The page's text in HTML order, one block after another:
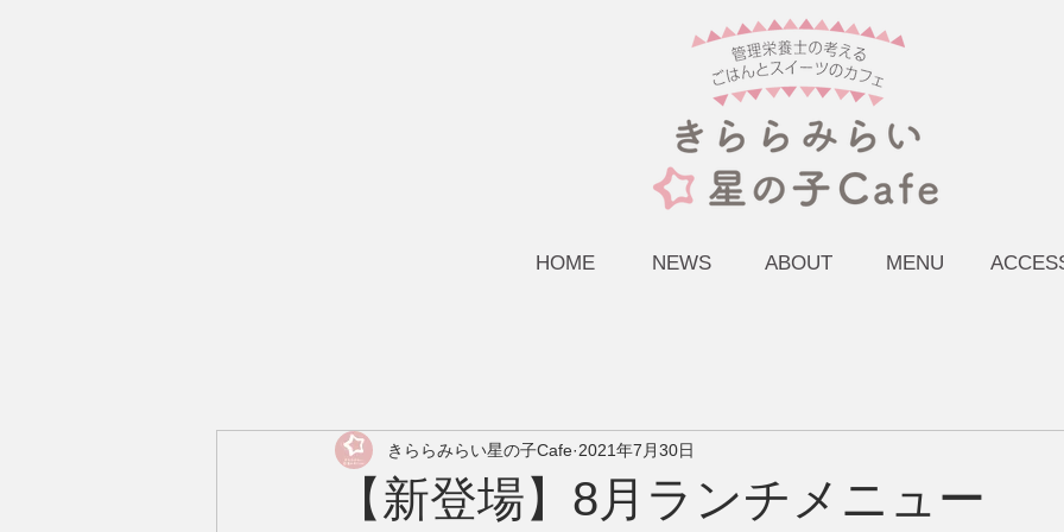
HOME NEWS ABOUT MENU
【新登場】8月ランチメニュー
きららみらい星の子Cafe 2021年7月30日